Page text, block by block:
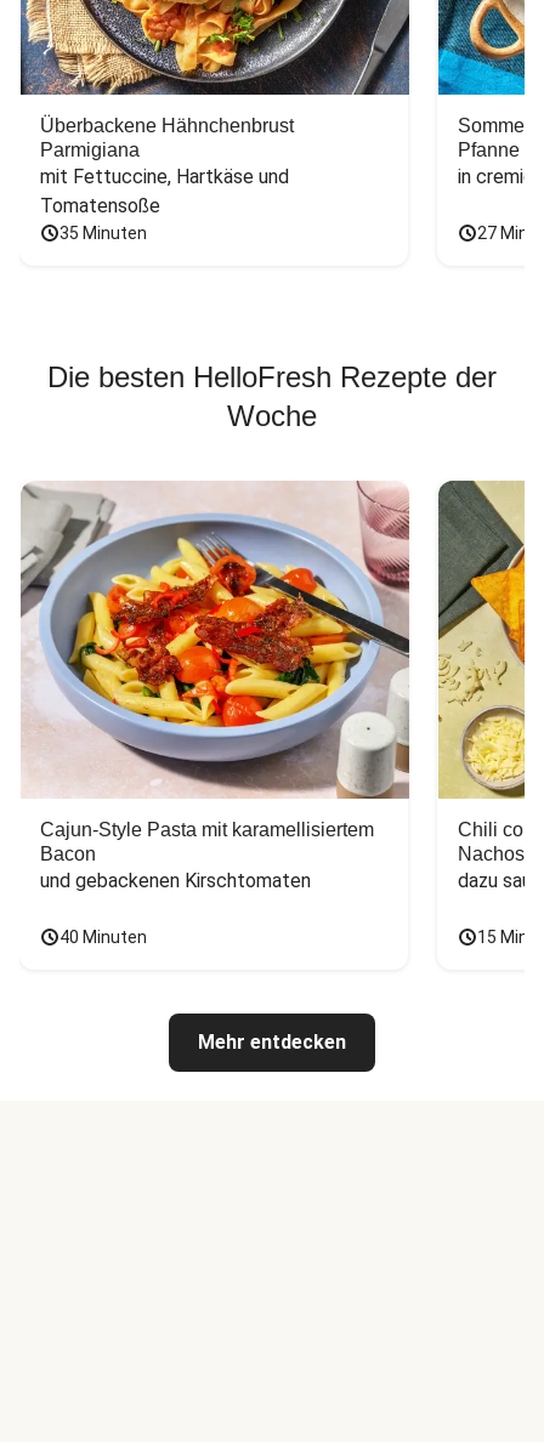
Überbackene Hähnchenbrust
Parmigiana
mit Fettuccine, Hartkäse und
Tomatensoße
35 Minuten
Pfanne
in
27
Die besten HelloFresh Rezepte der
Woche
Cajun-Style Pasta mit karamellisiertem
Bacon
und gebackenen Kirschtomaten
40 Minuten
Chili con
Nachos
dazu
15
Mehr entdecken